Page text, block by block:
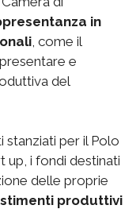
in
, come il
e
del
stanziati per il Polo
up, i fondi destinati
delle proprie
produttivi